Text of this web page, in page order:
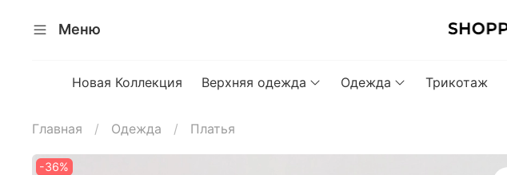
Меню
Новая Коллекция Верхняя одежда Одежда Трикотаж
Главная Одежда Платья
-36%